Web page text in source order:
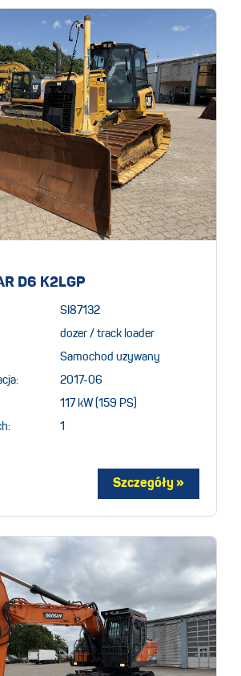
D6 K2LGP
SI87132
dozer / track loader
Samochod uzywany
2017-06
117 kW (159 PS)
1